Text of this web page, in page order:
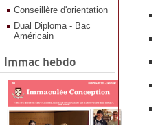
Conseillère d'orientation
Dual Diploma - Bac
Américain
Immac hebdo